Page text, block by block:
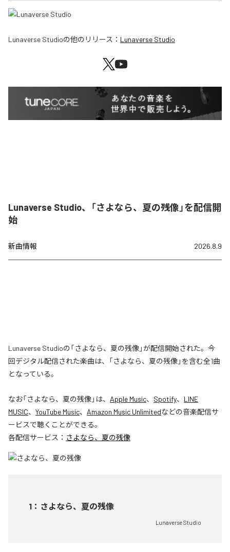
Lunaverse Studioの他のリリース： Lunaverse Studio
Lunaverse Studio、「さよなら、夏の残像」を配信開
始
新曲情報 2026.8.9
Lunaverse Studioの「さよなら、夏の残像」が配信開始された。今
回デジタル配信された楽曲は、「さよなら、夏の残像」を含む全1曲
となっている。
なお「さよなら、夏の残像」は、 Apple Music、 Spotify、 LINE
MUSIC、 YouTube Music、 Amazon Music Unlimitedなどの音楽配信サ
ービスで聴くことができる。
各配信サービス： さよなら、夏の残像
1 ： さよなら、夏の残像
Lunaverse Studio